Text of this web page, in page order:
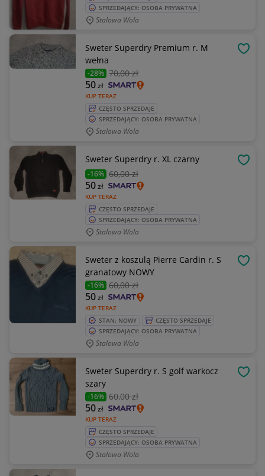
SPRZEDAJĄCY: OSOBA PRYWATNA
Stalowa Wola
Sweter Superdry Premium r. M
wełna
-28% 70,00 zł
KUP TERAZ
50zł
CZĘSTO SPRZEDAJE
SPRZEDAJĄCY: OSOBA PRYWATNA
Stalowa Wola
Sweter Superdry r. XL czarny
-16% 60,00 zł
KUP TERAZ
50zł
CZĘSTO SPRZEDAJE
SPRZEDAJĄCY: OSOBA PRYWATNA
Stalowa Wola
Sweter z koszulą Pierre Cardin r. S
granatowy NOWY
-16% 60,00 zł
KUP TERAZ
50zł
STAN: NOWY
CZĘSTO SPRZEDAJE
SPRZEDAJĄCY: OSOBA PRYWATNA
Stalowa Wola
Sweter Superdry r. S golf warkocz
szary
-16% 60,00 zł
KUP TERAZ
50zł
CZĘSTO SPRZEDAJE
SPRZEDAJĄCY: OSOBA PRYWATNA
Stalowa Wola